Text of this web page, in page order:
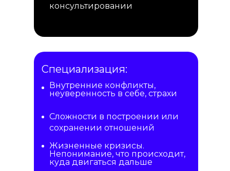
консультировании
Специализация:
Сложности в построении или
сохранении отношений
Жизненные кризисы.
Непонимание, что происходит,
куда двигаться дальше
Внутренние конфликты,
неуверенность в себе, страхи